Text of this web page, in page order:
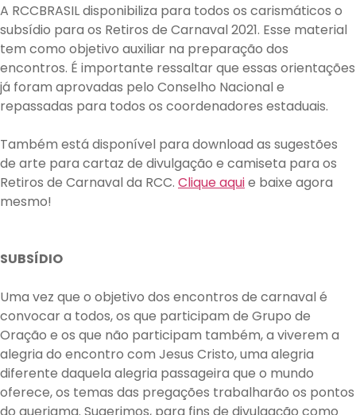
A RCCBRASIL disponibiliza para todos os carismáticos o
subsídio para os Retiros de Carnaval 2021. Esse material
tem como objetivo auxiliar na preparação dos
encontros. É importante ressaltar que essas orientações
já foram aprovadas pelo Conselho Nacional e
repassadas para todos os coordenadores estaduais.
Também está disponível para download as sugestões
de arte para cartaz de divulgação e camiseta para os
Retiros de Carnaval da RCC. Clique aquie baixe agora
mesmo!
SUBSÍDIO
Uma vez que o objetivo dos encontros de carnaval é
convocar a todos, os que participam de Grupo de
Oração e os que não participam também, a viverem a
alegria do encontro com Jesus Cristo, uma alegria
diferente daquela alegria passageira que o mundo
oferece, os temas das pregações trabalharão os pontos
do querigma. Sugerimos, para fins de divulgação como